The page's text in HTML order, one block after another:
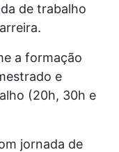
de trabalho
a formação
e
(20h, 30h e
jornada de